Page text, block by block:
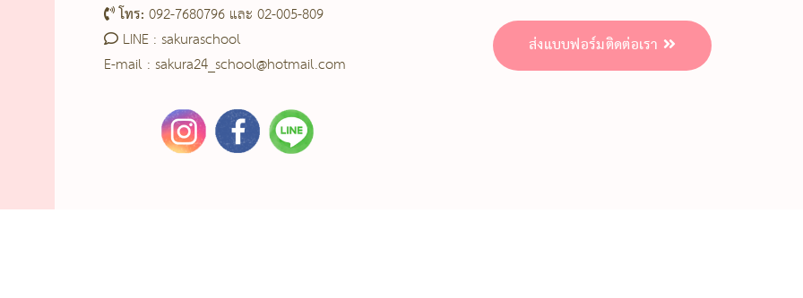
โทร: 092-7680796 และ 02-005-809
LINE : sakuraschool
E-mail : sakura24_school@hotmail.com
ส่งแบบฟอร์มติดต่อเรา